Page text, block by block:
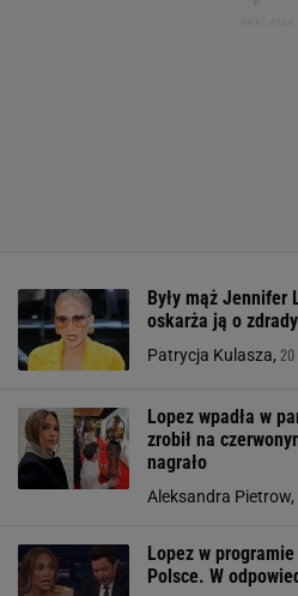
Były mąż Jennifer
oskarża ją o
Patrycja Kulasza, 20
Lopez wpadła w
zrobił na
nagrało
Aleksandra Pietrow,
Lopez w
Polsce. W